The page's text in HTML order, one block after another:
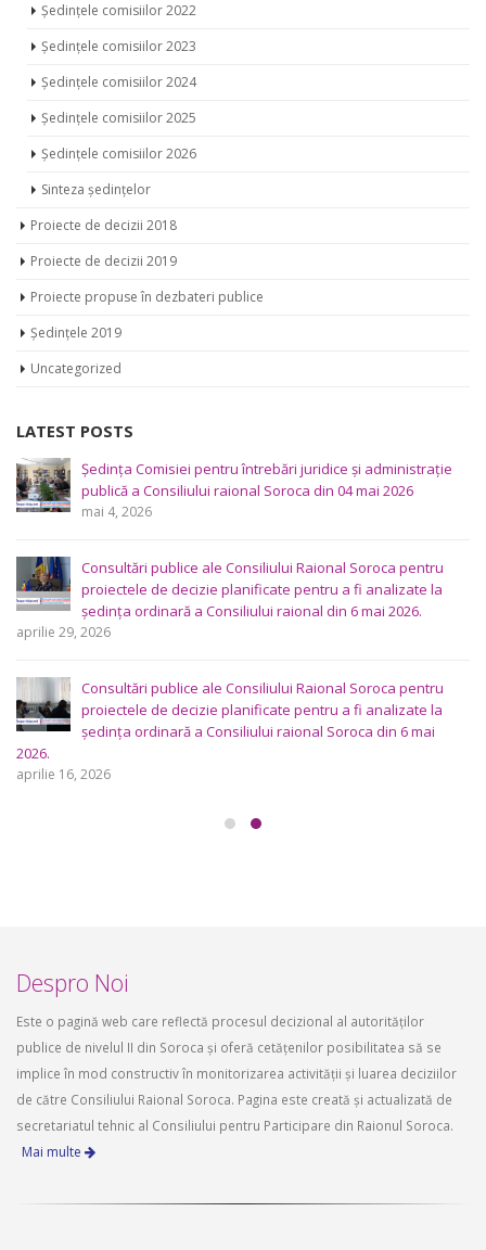
Ședințele comisiilor 2022
Ședințele comisiilor 2023
Ședințele comisiilor 2024
Ședințele comisiilor 2025
Ședințele comisiilor 2026
Sinteza ședințelor
Proiecte de decizii 2018
Proiecte de decizii 2019
Proiecte propuse în dezbateri publice
Ședințele 2019
Uncategorized
LATEST POSTS
Ședința Comisiei pentru întrebări juridice şi administraţie
publică a Consiliului raional Soroca din 04 mai 2026
mai 4, 2026
Consultări publice ale Consiliului Raional Soroca pentru
proiectele de decizie planificate pentru a fi analizate la
ședința ordinară a Consiliului raional din 6 mai 2026.
aprilie 29, 2026
Consultări publice ale Consiliului Raional Soroca pentru
proiectele de decizie planificate pentru a fi analizate la
ședința ordinară a Consiliului raional Soroca din 6 mai
2026.
aprilie 16, 2026
Despro Noi
Este o pagină web care reflectă procesul decizional al autorităților
publice de nivelul II din Soroca și oferă cetățenilor posibilitatea să se
implice în mod constructiv în monitorizarea activității și luarea deciziilor
de către Consiliului Raional Soroca. Pagina este creată și actualizată de
secretariatul tehnic al Consiliului pentru Participare din Raionul Soroca.
Mai multe